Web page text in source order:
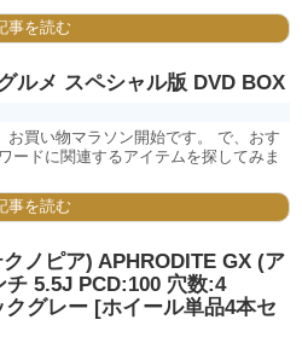
事を読む
ルメ スペシャル版 DVD BOX
お買い物マラソン開始です。 で、おす
ードに関連するアイテムを探してみま
事を読む
ノピア) APHRODITE GX (ア
5.5J PCD:100 穴数:4
グレー [ホイール単品4本セ